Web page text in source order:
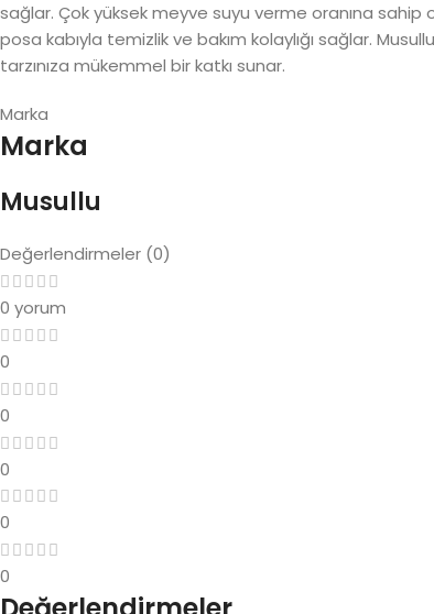
sağlar. Çok yüksek meyve suyu verme oranına sahip
posa kabıyla temizlik ve bakım kolaylığı sağlar.
tarzınıza mükemmel bir katkı sunar.
Marka
Marka
Musullu
Değerlendirmeler (0)
0 yorum
0
0
0
0
0